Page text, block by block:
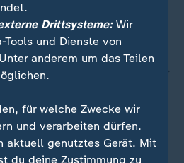
Drittsysteme:Wir
und Dienste von
anderem um das Teilen
für welche Zwecke wir
und verarbeiten dürfen.
aktuell genutztes Gerät. Mit
du deine Zustimmung zu